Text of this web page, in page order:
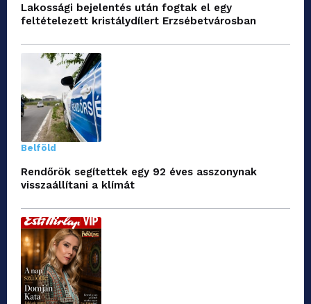
Lakossági bejelentés után fogtak el egy
feltételezett kristálydílert Erzsébetvárosban
Belföld
Rendőrök segítettek egy 92 éves asszonynak
visszaállítani a klímát